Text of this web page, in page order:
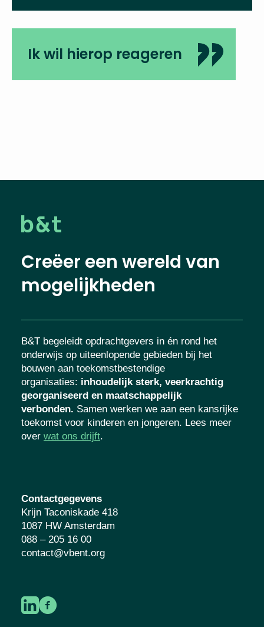
Ik wil hierop reageren
Creëer een wereld van
mogelijkheden
B&T begeleidt opdrachtgevers in én rond het
onderwijs op uiteenlopende gebieden bij het
bouwen aan toekomstbestendige
organisaties: inhoudelijk sterk, veerkrachtig
georganiseerd en maatschappelijk
verbonden. Samen werken we aan een kansrijke
toekomst voor kinderen en jongeren. Lees meer
over wat ons drijft.
Contactgegevens
Krijn Taconiskade 418
1087 HW Amsterdam
088 – 205 16 00
contact@vbent.org